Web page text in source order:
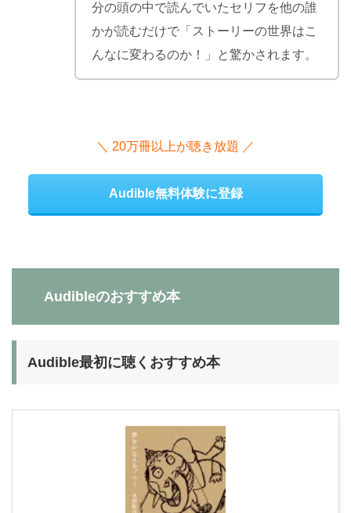
分の頭の中で読んでいたセリフを他の誰
かが読むだけで「ストーリーの世界はこ
んなに変わるのか！」と驚かされます。
＼ 20万冊以上が聴き放題 ／
Audible無料体験に登録
Audibleのおすすめ本
Audible最初に聴くおすすめ本